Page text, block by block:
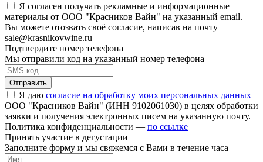
Я согласен получать рекламные и информационные
материалы от ООО "Красников Вайн" на указанный email.
Вы можете отозвать своё согласие, написав на почту
sale@krasnikovwine.ru
Подтвердите номер телефона
Мы отправили код на указанный номер телефона
Отправить
Я даю согласие на обработку моих персональных данных
ООО "Красников Вайн" (ИНН 9102061030) в целях обработки
заявки и получения электронных писем на указанную почту.
Политика конфиденциальности — по ссылке
Принять участие в дегустации
Заполните форму и мы свяжемся с Вами в течение часа